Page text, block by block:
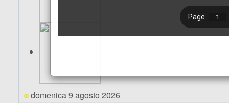
domenica 9 agosto 2026